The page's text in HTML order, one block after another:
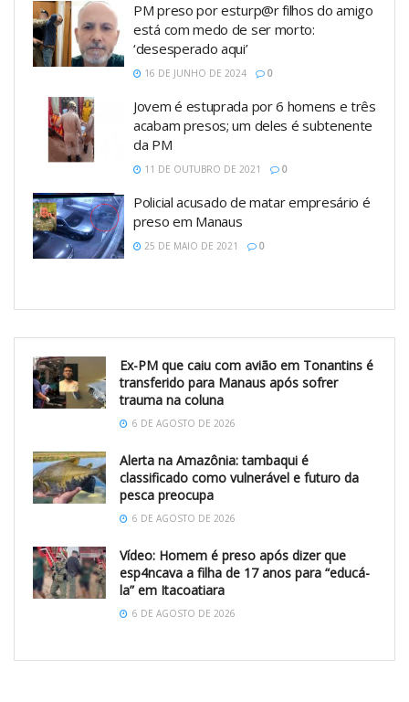
PM preso por esturp@r filhos do amigo
está com medo de ser morto:
‘desesperado aqui’
16 DE JUNHO DE 2024 0
Jovem é estuprada por 6 homens e três
acabam presos; um deles é subtenente
da PM
11 DE OUTUBRO DE 2021 0
Policial acusado de matar empresário é
preso em Manaus
25 DE MAIO DE 2021 0
Ex-PM que caiu com avião em Tonantins é
transferido para Manaus após sofrer
trauma na coluna
6 DE AGOSTO DE 2026
Alerta na Amazônia: tambaqui é
classificado como vulnerável e futuro da
pesca preocupa
6 DE AGOSTO DE 2026
Vídeo: Homem é preso após dizer que
esp4ncava a filha de 17 anos para “educá-
la” em Itacoatiara
6 DE AGOSTO DE 2026